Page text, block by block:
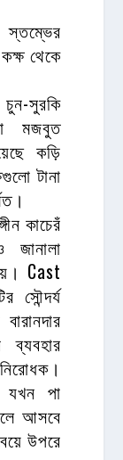
থেকে
সুরকি
মজবুত
কড়ি
টানা
কাচেরঁ
Cast
সৌন্দর্য
ব্যবহার
যখন পা
আসবে
উপরে